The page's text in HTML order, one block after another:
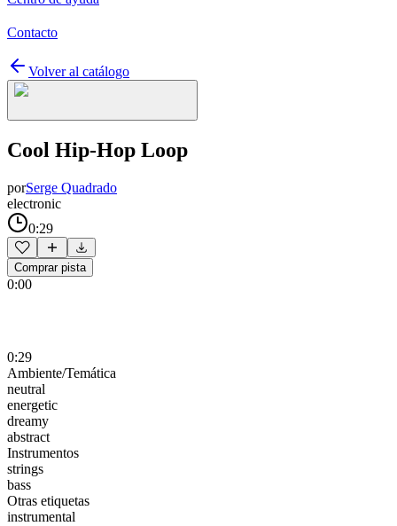
Contacto
Volver al catálogo
Cool Hip-Hop Loop
porSerge Quadrado
electronic
0:29
Comprar pista
0:00
0:29
Ambiente/Temática
neutral
energetic
dreamy
abstract
Instrumentos
strings
bass
Otras etiquetas
instrumental